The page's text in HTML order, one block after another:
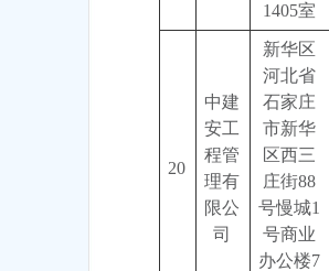
1405室
20
中建
安工
程管
理有
限公
司
新华区
河北省
石家庄
市新华
区西三
庄街88
号慢城1
号商业
办公楼7